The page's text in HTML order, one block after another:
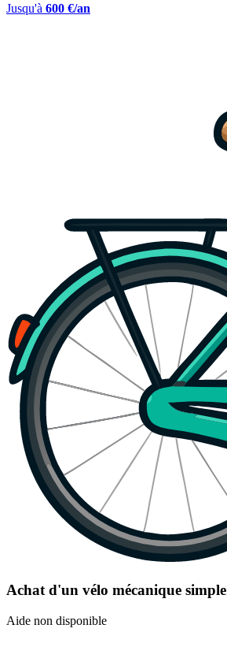
Jusqu'à 600 €/an
Achat d'un vélo mécanique simple
Aide non disponible